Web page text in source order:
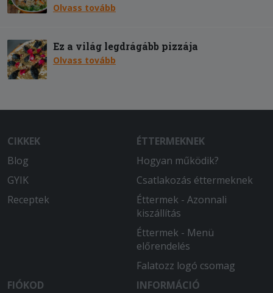
Olvass tovább
Ez a világ legdrágább pizzája
Olvass tovább
CIKKEK
Blog
GYIK
Receptek
ÉTTERMEKNEK
Hogyan működik?
Csatlakozás éttermeknek
Éttermek - Azonnali
kiszállítás
Éttermek - Menü
előrendelés
Falatozz logó csomag
FIÓKOD
INFORMÁCIÓ